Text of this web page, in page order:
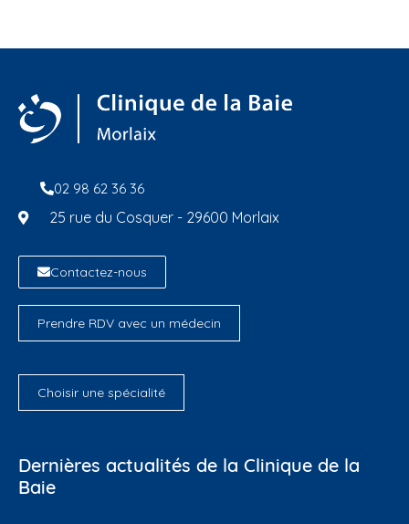
02 98 62 36 36
25 rue du Cosquer - 29600 Morlaix
Contactez-nous
Prendre RDV avec un médecin
Choisir une spécialité
Dernières actualités de la Clinique de la
Baie